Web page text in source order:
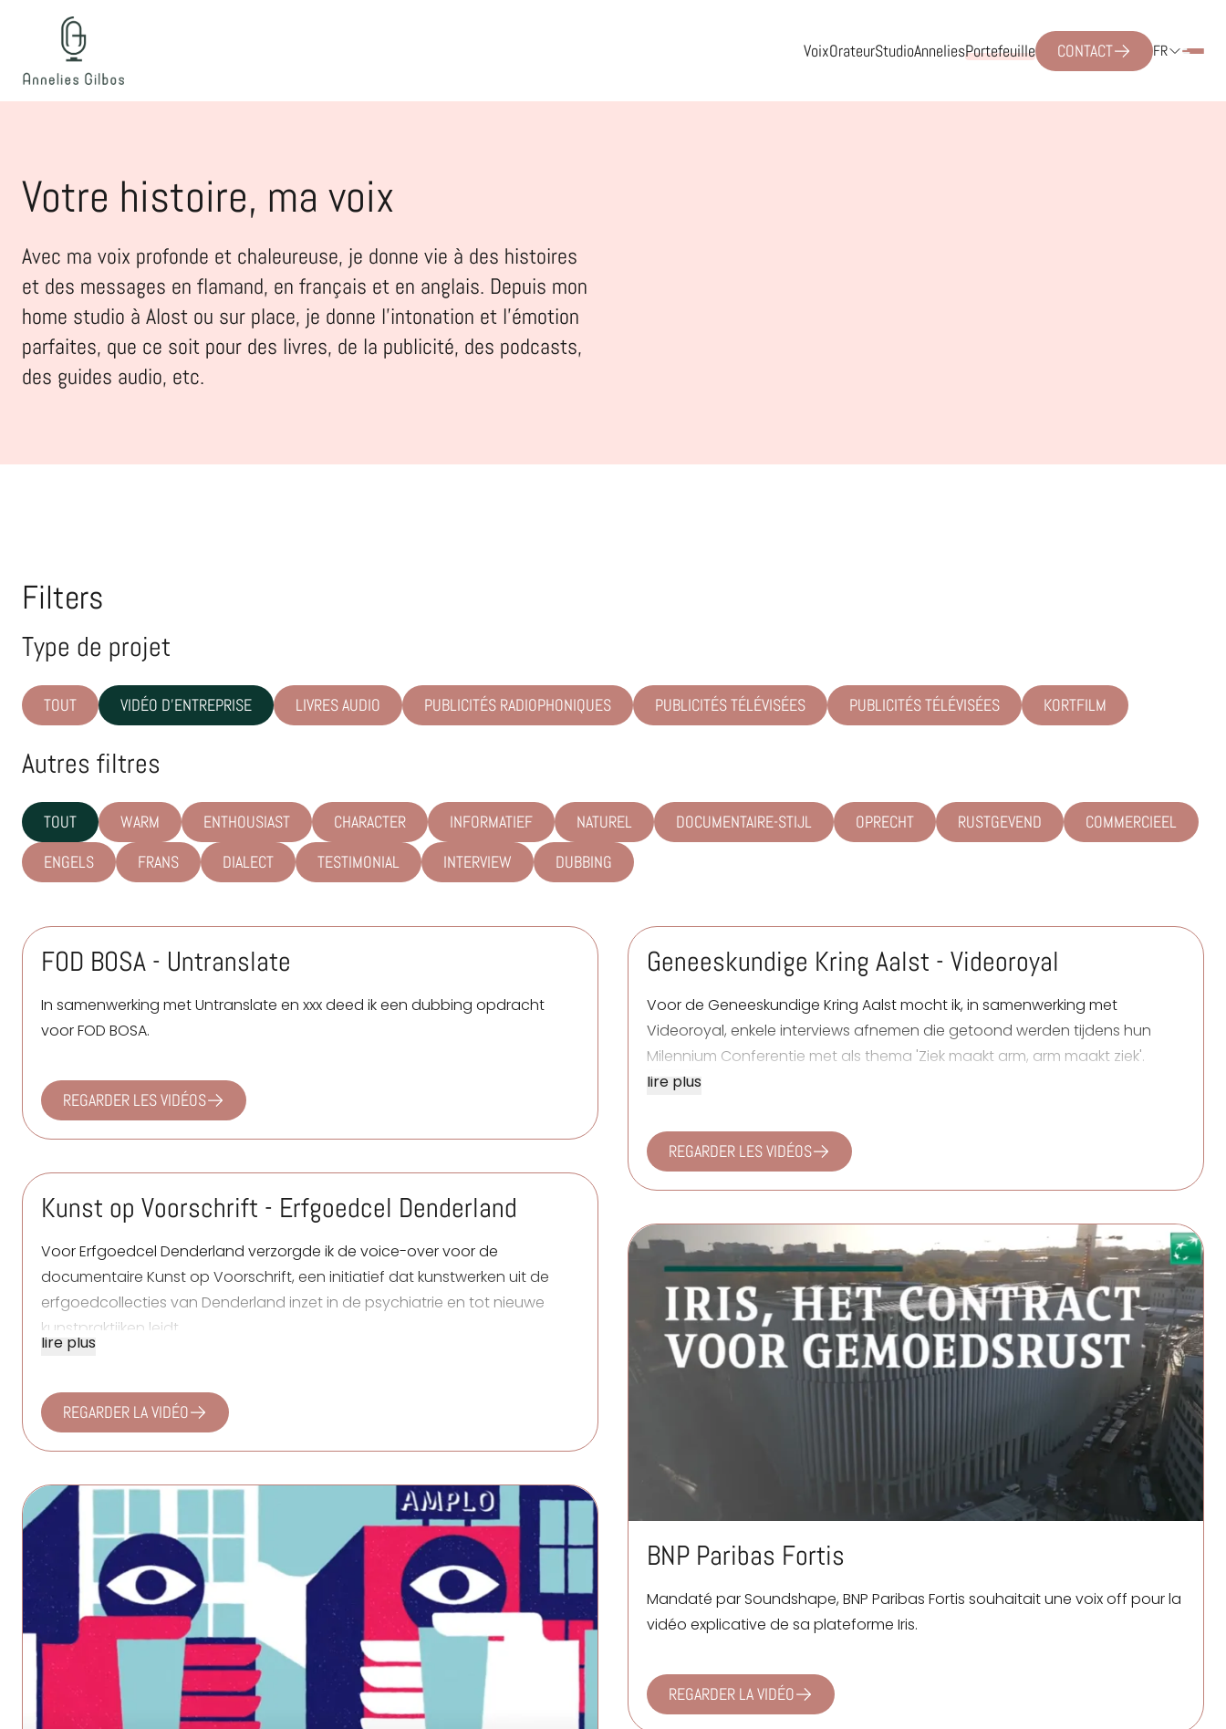
VoixOrateurStudioAnneliesPortefeuille CONTACT FR
Studio
Annelies
Portefeuille
Votre histoire, ma voix
Avec ma voix profonde et chaleureuse, je donne vie à des histoires
et des messages en flamand, en français et en anglais. Depuis mon
home studio à Alost ou sur place, je donne l'intonation et l'émotion
parfaites, que ce soit pour des livres, de la publicité, des podcasts,
des guides audio, etc.
Filters
Type de projet
TOUT VIDÉO D'ENTREPRISE LIVRES AUDIO PUBLICITÉS RADIOPHONIQUES PUBLICITÉS TÉLÉVISÉES PUBLICITÉS TÉLÉVISÉES KORTFILM
Autres filtres
TOUT WARM ENTHOUSIAST CHARACTER INFORMATIEF NATUREL DOCUMENTAIRE-STIJL OPRECHT RUSTGEVEND
COMMERCIEEL
ENGELS
FRANS DIALECT TESTIMONIAL INTERVIEW DUBBING
FOD BOSA - Untranslate
In samenwerking metUntranslate en xxx deed ik een dubbing opdracht
voor FOD BOSA.
REGARDER LES VIDÉOS
Geneeskundige Kring Aalst - Videoroyal
Voor de Geneeskundige Kring Aalstmocht ik, in samenwerking met
Videoroyal, enkele interviews afnemen die getoond werden tijdens hun
Milennium Conferentie met als thema 'Ziek maakt arm, arm maakt ziek'.
lire plus
REGARDER LES VIDÉOS
Kunst op Voorschrift - Erfgoedcel Denderland
VoorErfgoedcel Denderland verzorgde ik de voice-over voor de
documentaire Kunst op Voorschrift, een initiatief dat kunstwerken uit de
erfgoedcollecties van Denderland inzet in de psychiatrie en tot nieuwe
kunstpraktijken leidt.
lire plus
REGARDER LA VIDÉO
BNP Paribas Fortis
Mandaté parSoundshape,BNP Paribas Fortis souhaitait une voix off pour la
vidéo explicative de sa plateforme Iris.
REGARDER LA VIDÉO